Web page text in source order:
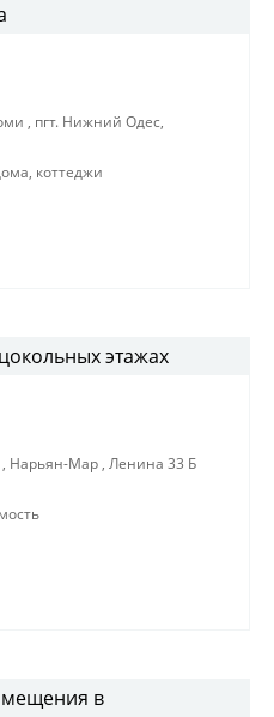
, пгт. Нижний Одес,
коттеджи
этажах
, Нарьян-Мар , Ленина 33 Б
в